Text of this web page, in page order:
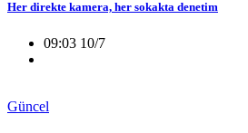
Her direkte kamera, her sokakta denetim
09:03 10/7
Güncel